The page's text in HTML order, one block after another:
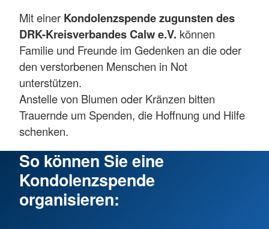
Mit einer Kondolenzspende zugunsten des
DRK-Kreisverbandes Calw e.V. können
Familie und Freunde im Gedenken an die oder
den verstorbenen Menschen in Not
unterstützen.
Anstelle von Blumen oder Kränzen bitten
Trauernde um Spenden, die Hoffnung und Hilfe
schenken.
So können Sie eine
Kondolenzspende
organisieren: